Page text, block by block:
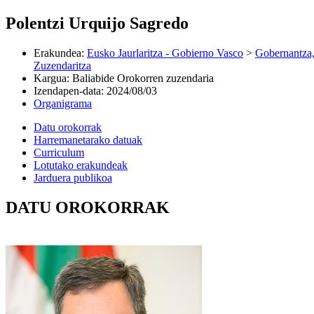
Polentzi Urquijo Sagredo
Erakundea: Eusko Jaurlaritza - Gobierno Vasco >
Zuzendaritza
Kargua: Baliabide Orokorren zuzendaria
Izendapen-data: 2024/08/03
Organigrama
Datu orokorrak
Harremanetarako datuak
Curriculum
Lotutako erakundeak
Jarduera publikoa
DATU OROKORRAK